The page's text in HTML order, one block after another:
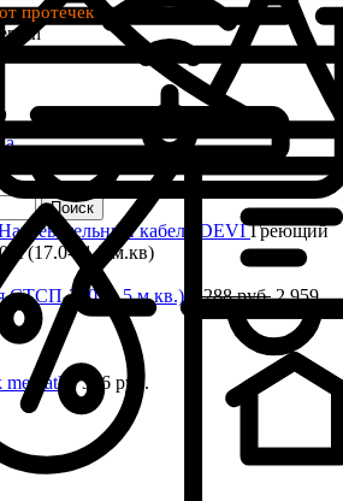
протечек
Base
Поиск
кабель DEVIГреющий
(17.0-21.2 м.кв)
СТСП-240 (1.5 м.кв.) 3 288руб. 2 959
mex atl 2 396 руб.